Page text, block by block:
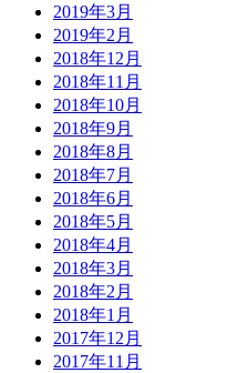
2019年3月
2019年2月
2018年12月
2018年11月
2018年10月
2018年9月
2018年8月
2018年7月
2018年6月
2018年5月
2018年4月
2018年3月
2018年2月
2018年1月
2017年12月
2017年11月